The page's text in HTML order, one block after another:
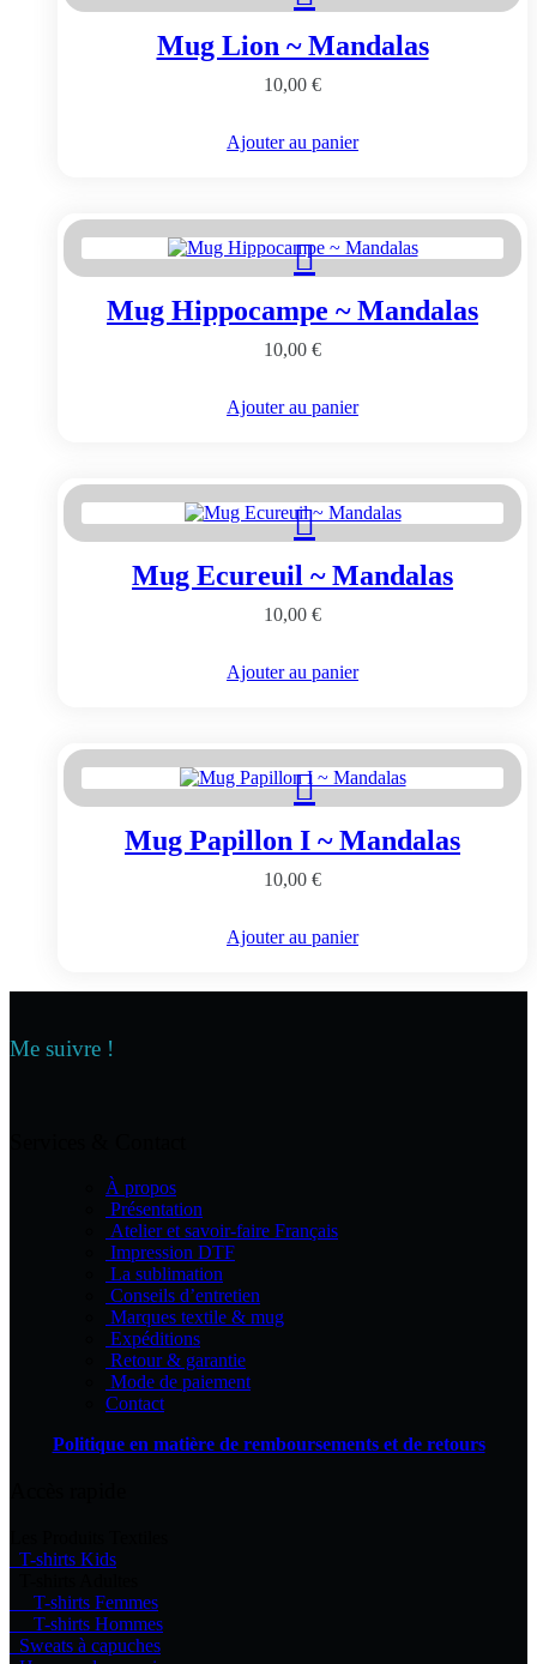
Mug Lion ~ Mandalas
10,00 €
Ajouter au panier
Mug Hippocampe ~ Mandalas
10,00 €
Ajouter au panier
Mug Ecureuil ~ Mandalas
10,00 €
Ajouter au panier
Mug Papillon I ~ Mandalas
10,00 €
Ajouter au panier
Me suivre !
À propos
Présentation
Atelier et savoir-faire Français
Impression DTF
La sublimation
Conseils d’entretien
Marques textile & mug
Expéditions
Retour & garantie
Mode de paiement
Contact
Politique en matière de remboursements et de retours
T-shirts Kids
T-shirts Femmes
T-shirts Hommes
Sweats à capuches